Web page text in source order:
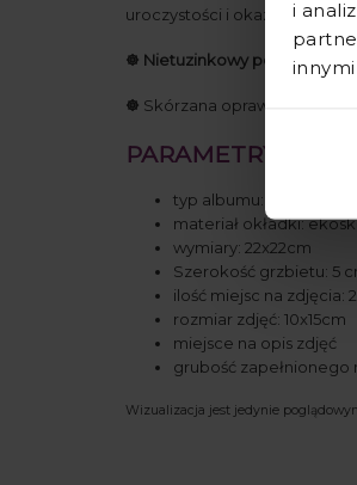
i
uroczystości i okazji.
☸️ Nietuzinkowy pomysł na
☸️ Skórzana oprawa sprawia,
PARAMETRY
typ albumu: kieszeniowy
materiał okładki:
wymiary: 22x22cm
Szerokość grzbietu: 5
ilość miejsc na zdjęcia:
rozmiar zdjęć: 10x15cm
miejsce na opis zdjęć
grubość zapełnionego
Wizualizacja jest jedynie